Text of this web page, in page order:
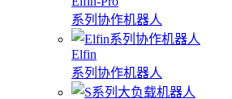
系列协作机器人
Elfin
系列协作机器人